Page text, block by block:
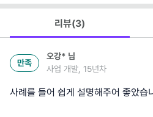
리뷰(3)
만족
오강* 님
사업 개발, 15년차
사례를 들어 쉽게 설명해주어 좋았습